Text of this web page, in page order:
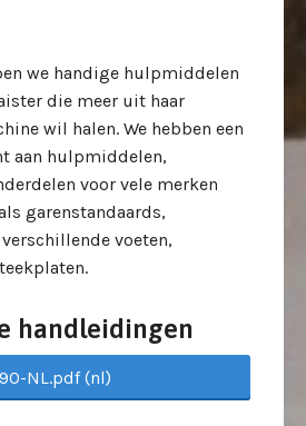
we handige hulpmiddelen
die meer uit haar
wil halen. We hebben een
aan hulpmiddelen,
voor vele merken
garenstandaards,
voeten,
handleidingen
NL.pdf (nl)